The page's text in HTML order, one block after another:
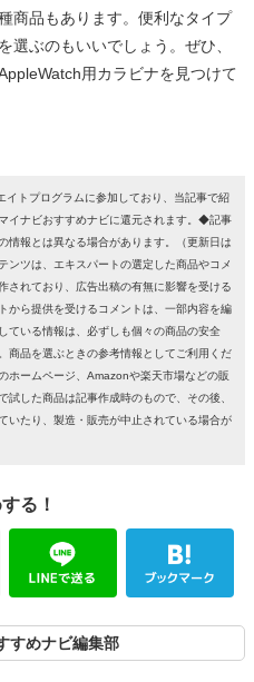
商品もあります。便利なタイプ
選ぶのもいいでしょう。ぜひ、
用カラビナを見つけて
トプログラムに参加しており、当記事で紹
イナビおすすめナビに還元されます。◆記事
情報とは異なる場合があります。（更新日は
ツは、エキスパートの選定した商品やコメ
されており、広告出稿の有無に影響を受ける
から提供を受けるコメントは、一部内容を編
いる情報は、必ずしも個々の商品の安全
商品を選ぶときの参考情報としてご利用くだ
ホームページ、Amazonや楽天市場などの販
した商品は記事作成時のもので、その後、
いたり、製造・販売が中止されている場合が
る！
すめナビ編集部